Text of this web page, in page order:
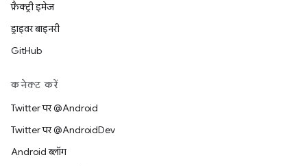
फ़ैक्ट्री इमेज
ड्राइवर बाइनरी
GitHub
कनेक्ट करें
Twitter पर @Android
Twitter पर @AndroidDev
Android ब्लॉग